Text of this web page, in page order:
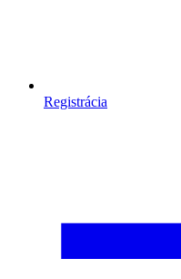
Registrácia